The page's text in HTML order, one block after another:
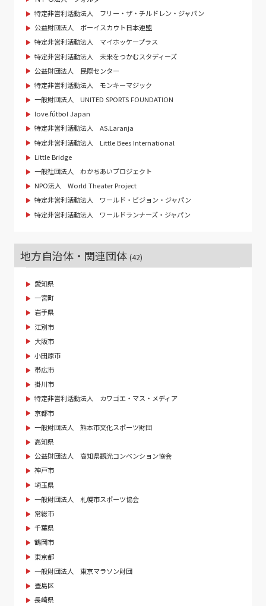
特定非営利活動法人 フリー・ザ・チルドレン・ジャパン
公益財団法人 ボーイスカウト日本連盟
特定非営利活動法人 マイホッケープラス
特定非営利活動法人 未来をつかむスタディーズ
公益財団法人 民際センター
特定非営利活動法人 モンキーマジック
一般財団法人 UNITED SPORTS FOUNDATION
love.fútbol Japan
特定非営利活動法人 AS.Laranja
特定非営利活動法人 Little Bees International
Little Bridge
一般社団法人 わかちあいプロジェクト
NPO法人 World Theater Project
特定非営利活動法人 ワールド・ビジョン・ジャパン
特定非営利活動法人 ワールドランナーズ・ジャパン
地方自治体・関連団体 (42)
愛知県
一宮町
岩手県
江別市
大阪市
小田原市
帯広市
掛川市
特定非営利活動法人 カワゴエ・マス・メディア
京都市
一般財団法人 熊本市文化スポーツ財団
高知県
公益財団法人 高知県観光コンベンション協会
神戸市
埼玉県
一般財団法人 札幌市スポーツ協会
常総市
千葉県
鶴岡市
東京都
一般財団法人 東京マラソン財団
豊島区
長崎県